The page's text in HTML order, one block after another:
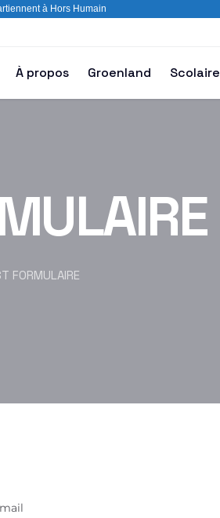
à Hors Humain
À propos Groenland Scolaire
FORMULAIRE